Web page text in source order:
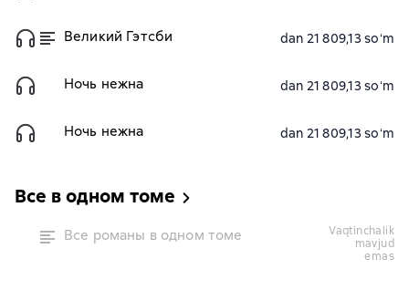
Великий Гэтсби dan 21 809,13 soʻm
Ночь нежна dan 21 809,13 soʻm
Ночь нежна dan 21 809,13 soʻm
Все в одном томе
Все романы в одном томе
vaqtinchalik
mavjud
emas